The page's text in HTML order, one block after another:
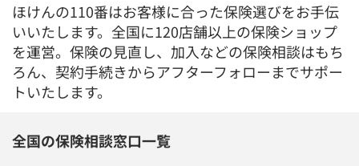
ほけんの110番はお客様に合った保険選びをお手伝
いいたします。全国に120店舗以上の保険ショップ
を運営。保険の見直し、加入などの保険相談はもち
ろん、契約手続きからアフターフォローまでサポー
トいたします。
全国の保険相談窓口一覧